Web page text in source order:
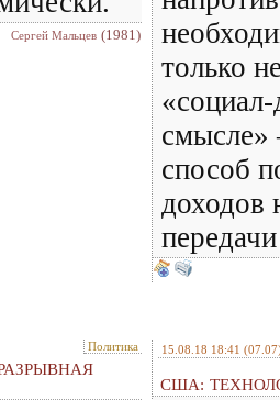
Сергей Мальцев (1981)
только
смысле»
способ
доходов
Политика 15.08.18 18:41
США: